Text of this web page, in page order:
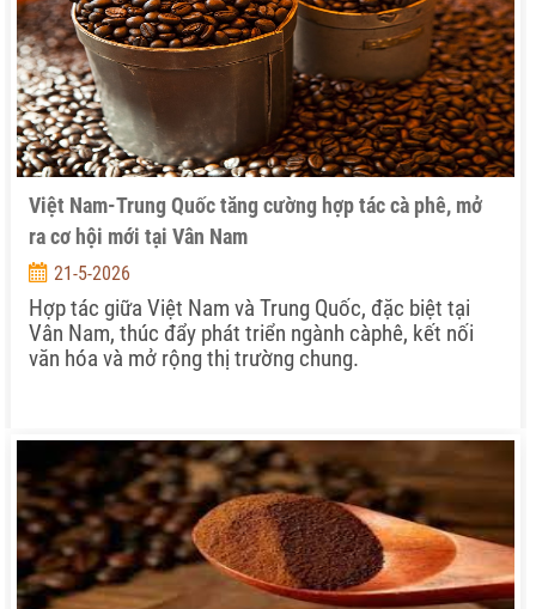
Việt Nam-Trung Quốc tăng cường hợp tác cà phê, mở
ra cơ hội mới tại Vân Nam
21-5-2026
Hợp tác giữa Việt Nam và Trung Quốc, đặc biệt tại
Vân Nam, thúc đẩy phát triển ngành càphê, kết nối
văn hóa và mở rộng thị trường chung.